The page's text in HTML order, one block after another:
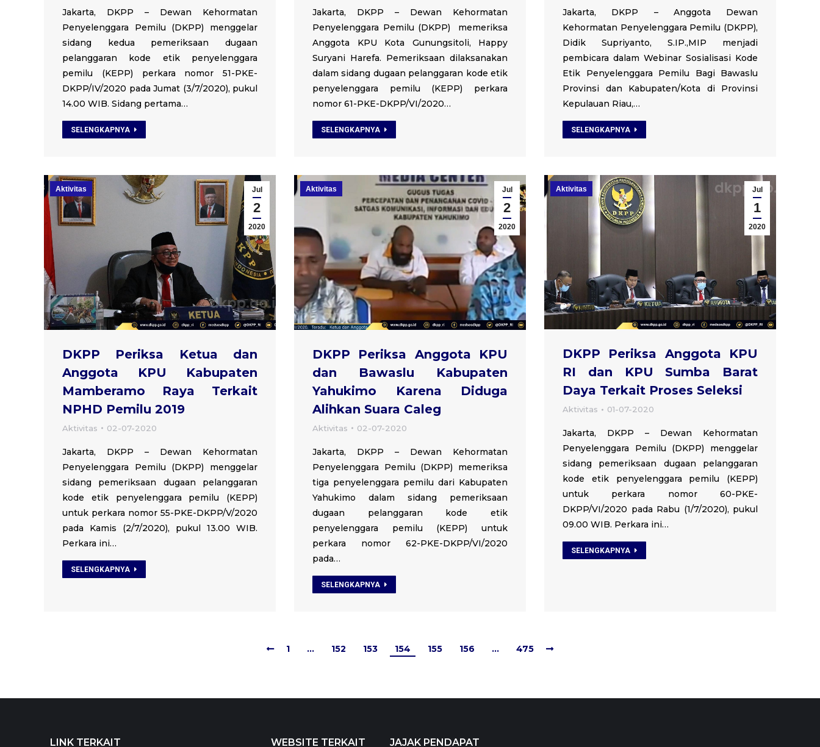
Jakarta, DKPP – Dewan Kehormatan
Penyelenggara Pemilu (DKPP) menggelar
sidang kedua pemeriksaan dugaan
pelanggaran kode etik penyelenggara
pemilu (KEPP) perkara nomor 51-PKE-
DKPP/IV/2020 pada Jumat (3/7/2020), pukul
14.00 WIB. Sidang pertama…
SELENGKAPNYA
Jakarta, DKPP – Dewan Kehormatan
Penyelenggara Pemilu (DKPP) memeriksa
Anggota KPU Kota Gunungsitoli, Happy
Suryani Harefa. Pemeriksaan dilaksanakan
dalam sidang dugaan pelanggaran kode etik
penyelenggara pemilu (KEPP) perkara
nomor 61-PKE-DKPP/VI/2020…
SELENGKAPNYA
Jakarta, DKPP – Anggota Dewan
Kehormatan Penyelenggara Pemilu (DKPP),
Didik Supriyanto, S.IP.,MIP menjadi
pembicara dalam Webinar Sosialisasi Kode
Etik Penyelenggara Pemilu Bagi Bawaslu
Provinsi dan Kabupaten/Kota di Provinsi
Kepulauan Riau,…
SELENGKAPNYA
Jul
2
2020
Aktivitas
DKPP Periksa Ketua dan
Anggota KPU Kabupaten
Mamberamo Raya Terkait
NPHD Pemilu 2019
Aktivitas 02-07-2020
Jakarta, DKPP – Dewan Kehormatan
Penyelenggara Pemilu (DKPP) menggelar
sidang pemeriksaan dugaan pelanggaran
kode etik penyelenggara pemilu (KEPP)
untuk perkara nomor 55-PKE-DKPP/V/2020
pada Kamis (2/7/2020), pukul 13.00 WIB.
Perkara ini…
SELENGKAPNYA
Jul
2
2020
Aktivitas
DKPP Periksa Anggota KPU
dan Bawaslu Kabupaten
Yahukimo Karena Diduga
Alihkan Suara Caleg
Aktivitas 02-07-2020
Jakarta, DKPP – Dewan Kehormatan
Penyelenggara Pemilu (DKPP) memeriksa
tiga penyelenggara pemilu dari Kabupaten
Yahukimo dalam sidang pemeriksaan
dugaan pelanggaran kode etik
penyelenggara pemilu (KEPP) untuk
perkara nomor 62-PKE-DKPP/VI/2020
pada…
SELENGKAPNYA
Jul
1
2020
Aktivitas
DKPP Periksa Anggota KPU
RI dan KPU Sumba Barat
Daya Terkait Proses Seleksi
Aktivitas 01-07-2020
Jakarta, DKPP – Dewan Kehormatan
Penyelenggara Pemilu (DKPP) menggelar
sidang pemeriksaan dugaan pelanggaran
kode etik penyelenggara pemilu (KEPP)
untuk perkara nomor 60-PKE-
DKPP/VI/2020 pada Rabu (1/7/2020), pukul
09.00 WIB. Perkara ini…
SELENGKAPNYA
1 … 152 153 154 155 156 … 475
LINK TERKAIT WEBSITE TERKAIT JAJAK PENDAPAT